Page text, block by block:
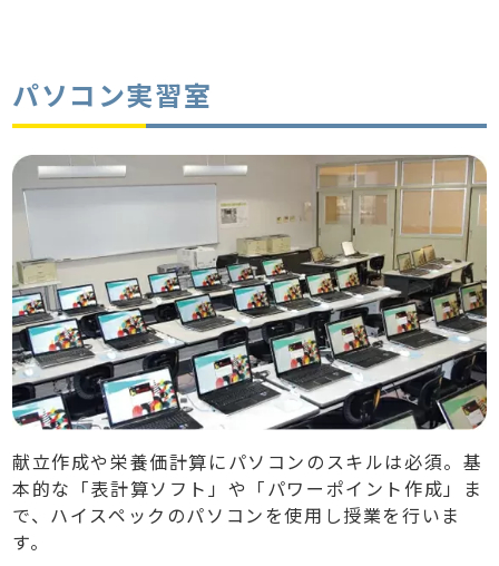
パソコン実習室
献立作成や栄養価計算にパソコンのスキルは必須。基
本的な「表計算ソフト」や「パワーポイント作成」ま
で、ハイスペックのパソコンを使用し授業を行いま
す。